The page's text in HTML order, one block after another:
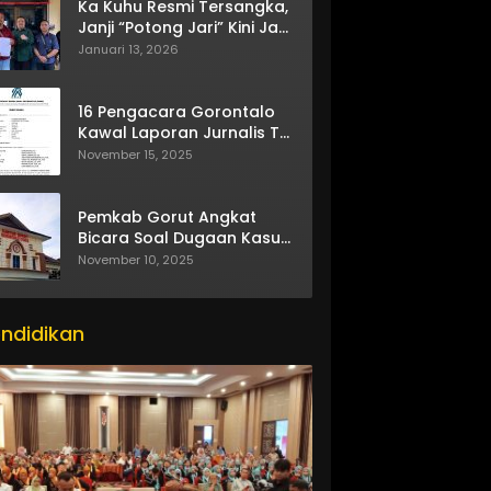
Ka Kuhu Resmi Tersangka,
Janji “Potong Jari” Kini Jadi
Bumerang
Januari 13, 2026
16 Pengacara Gorontalo
Kawal Laporan Jurnalis TV
One
November 15, 2025
Pemkab Gorut Angkat
Bicara Soal Dugaan Kasus
Asusila Oknum ASN
November 10, 2025